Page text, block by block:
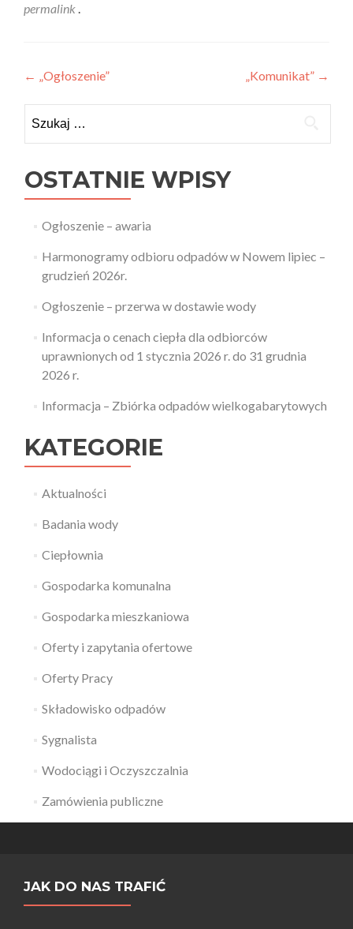
permalink .
Zobacz
wpisy
← „Ogłoszenie” „Komunikat” →
OSTATNIE WPISY
Ogłoszenie – awaria
Harmonogramy odbioru odpadów w Nowem lipiec –
grudzień 2026r.
Ogłoszenie – przerwa w dostawie wody
Informacja o cenach ciepła dla odbiorców
uprawnionych od 1 stycznia 2026 r. do 31 grudnia
2026 r.
Informacja – Zbiórka odpadów wielkogabarytowych
KATEGORIE
Aktualności
Badania wody
Ciepłownia
Gospodarka komunalna
Gospodarka mieszkaniowa
Oferty i zapytania ofertowe
Oferty Pracy
Składowisko odpadów
Sygnalista
Wodociągi i Oczyszczalnia
Zamówienia publiczne
JAK DO NAS TRAFIĆ